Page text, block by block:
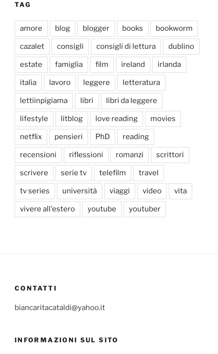
TAG
amore blog blogger books bookworm
cazalet consigli consigli di lettura dublino
estate famiglia film ireland irlanda
italia lavoro leggere letteratura
lettiinpigiama libri libri da leggere
lifestyle litblog love reading movies
netflix pensieri PhD reading
recensioni riflessioni romanzi scrittori
scrivere serie tv telefilm travel
tv series università viaggi video vita
vivere all'estero youtube youtuber
CONTATTI
biancaritacataldi@yahoo.it
INFORMAZIONI SUL SITO